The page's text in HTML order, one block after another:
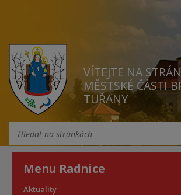
VÍTEJTE NA
MĚSTSKÉ ČÁSTI
TUŘANY
Menu Radnice
Aktuality